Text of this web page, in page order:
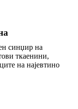
синџир на
ткаенини,
на најевтино